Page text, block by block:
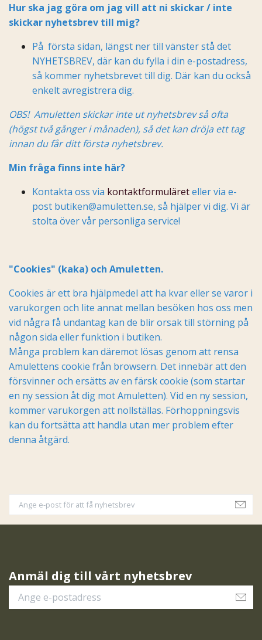
Hur ska jag göra om jag vill att ni skickar / inte
skickar nyhetsbrev till mig?
På första sidan, längst ner till vänster stå det
NYHETSBREV, där kan du fylla i din e-postadress,
så kommer nyhetsbrevet till dig. Där kan du också
enkelt avregistrera dig.
OBS! Amuletten skickar inte ut nyhetsbrev så ofta
(högst två gånger i månaden), så det kan dröja ett tag
innan du får ditt första nyhetsbrev.
Min fråga finns inte här?
Kontakta oss via kontaktformuläreteller via e-
post butiken@amuletten.se, så hjälper vi dig. Vi är
stolta över vår personliga service!
"Cookies" (kaka) och Amuletten.
Cookies är ett bra hjälpmedel att ha kvar eller se varor i
varukorgen och lite annat mellan besöken hos oss men
vid några få undantag kan de blir orsak till störning på
någon sida eller funktion i butiken.
Många problem kan däremot lösas genom att rensa
Amulettens cookie från browsern. Det innebär att den
försvinner och ersätts av en färsk cookie (som startar
en ny session åt dig mot Amuletten). Vid en ny session,
kommer varukorgen att nollställas. Förhoppningsvis
kan du fortsätta att handla utan mer problem efter
denna åtgärd.
Anmäl dig till vårt nyhetsbrev